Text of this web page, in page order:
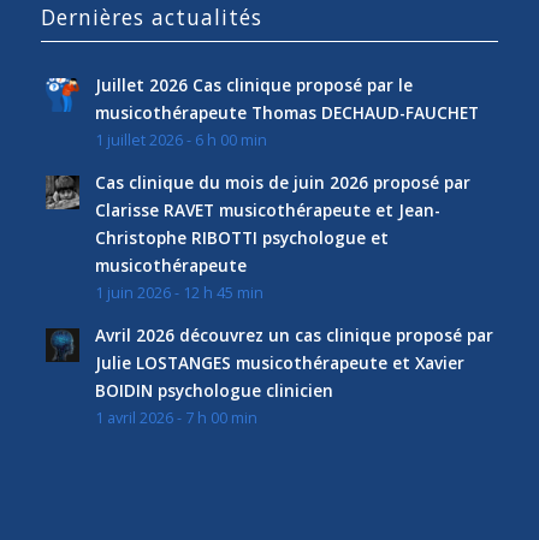
Dernières actualités
Juillet 2026 Cas clinique proposé par le
musicothérapeute Thomas DECHAUD-FAUCHET
1 juillet 2026 - 6 h 00 min
Cas clinique du mois de juin 2026 proposé par
Clarisse RAVET musicothérapeute et Jean-
Christophe RIBOTTI psychologue et
musicothérapeute
1 juin 2026 - 12 h 45 min
Avril 2026 découvrez un cas clinique proposé par
Julie LOSTANGES musicothérapeute et Xavier
BOIDIN psychologue clinicien
1 avril 2026 - 7 h 00 min